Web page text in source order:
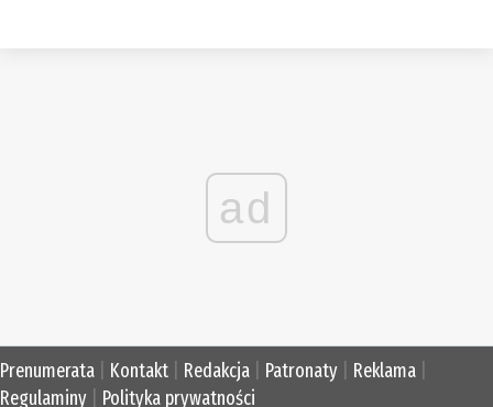
ad
Prenumerata Kontakt Redakcja Patronaty Reklama
Regulaminy
Polityka prywatności